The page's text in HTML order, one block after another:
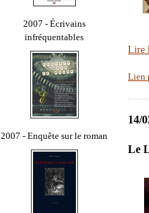
2007 - Écrivains
infréquentables
2007 - Enquête sur le roman
Lire
Lien
14/
Le